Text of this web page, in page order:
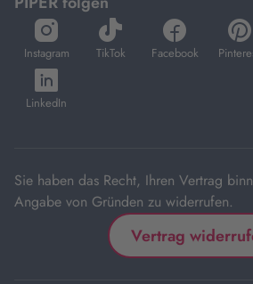
Instagram
öffnet
in
neuem
Tab
TikTok
öffnet
in
Facebook
öffnet
in
in
LinkedIn
öffnet
in
Sie haben das Recht, Ihren Vertrag
Angabe von Gründen zu widerrufen.
Vertrag